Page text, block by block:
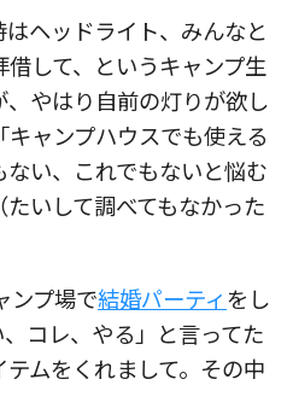
ヘッドライト、みんなと
して、というキャンプ生
やはり自前の灯りが欲し
ャンプハウスでも使える
い、これでもないと悩む
いして調べてもなかった
ンプ場で結婚パーティをし
コレ、やる」と言ってた
ムをくれまして。その中